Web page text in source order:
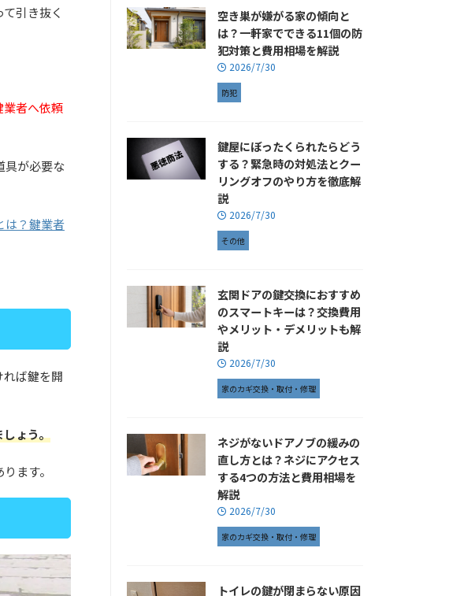
引き抜く
業者へ依頼
具が必要な
は？鍵業者
ば鍵を開
ょう。
ます。
空き巣が嫌がる家の傾向と
は？一軒家でできる11個の防
犯対策と費用相場を解説
2026/7/30
防犯
鍵屋にぼったくられたらどう
する？緊急時の対処法とクー
リングオフのやり方を徹底解
説
2026/7/30
その他
玄関ドアの鍵交換におすすめ
のスマートキーは？交換費用
やメリット・デメリットも解
説
2026/7/30
家のカギ交換・取付・修理
ネジがないドアノブの緩みの
直し方とは？ネジにアクセス
する4つの方法と費用相場を
解説
2026/7/30
家のカギ交換・取付・修理
トイレの鍵が閉まらない原因